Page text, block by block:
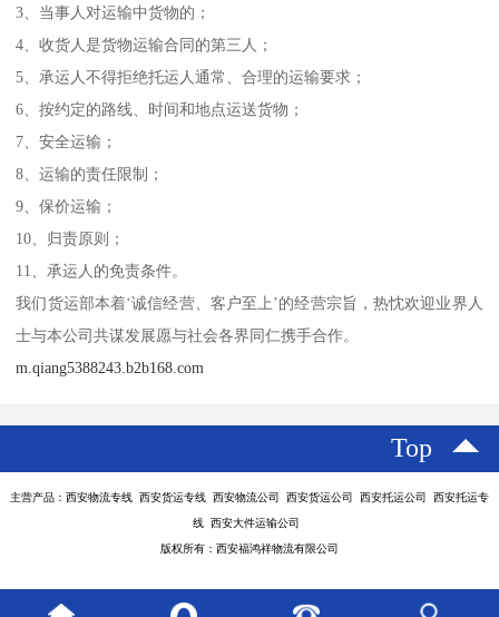
3、当事人对运输中货物的；
4、收货人是货物运输合同的第三人；
5、承运人不得拒绝托运人通常、合理的运输要求；
6、按约定的路线、时间和地点运送货物；
7、安全运输；
8、运输的责任限制；
9、保价运输；
10、归责原则；
11、承运人的免责条件。
我们货运部本着‘诚信经营、客户至上’的经营宗旨，热忱欢迎业界人
士与本公司共谋发展愿与社会各界同仁携手合作。
m.qiang5388243.b2b168.com
Top
主营产品：西安物流专线 西安货运专线 西安物流公司 西安货运公司 西安托运公司 西安托运专
线 西安大件运输公司
版权所有：西安福鸿祥物流有限公司